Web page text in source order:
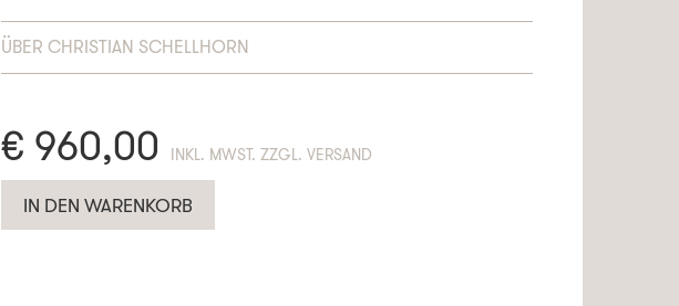
ÜBER CHRISTIAN SCHELLHORN
€ 960,00
IN DEN WARENKORB